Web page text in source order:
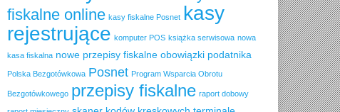
fiskalne online kasy fiskalne Posnet
kasy
rejestrujące komputer POS książka serwisowa nowa
kasa fiskalna nowe przepisy fiskalne obowiązki podatnika
Polska Bezgotówkowa Posnet Program Wsparcia Obrotu
Bezgotówkowego przepisy fiskalne raport dobowy